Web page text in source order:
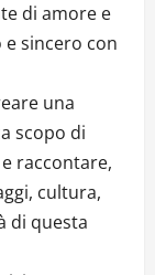
di amore e
sincero con
una
scopo di
raccontare,
cultura,
di questa